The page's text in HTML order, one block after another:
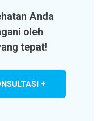
Anda
oleh
tepat!
+